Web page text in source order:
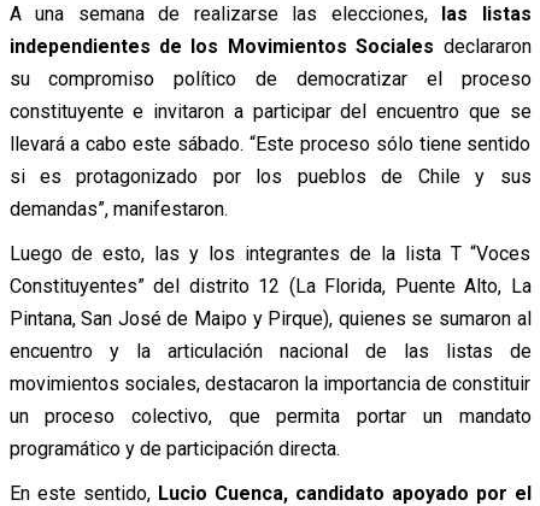
A una semana de realizarse las elecciones, las listas
independientes de los Movimientos Sociales declararon
su compromiso político de democratizar el proceso
constituyente e invitaron a participar del encuentro que se
llevará a cabo este sábado. “Este proceso sólo tiene sentido
si es protagonizado por los pueblos de Chile y sus
demandas”, manifestaron.
Luego de esto, las y los integrantes de la lista T “Voces
Constituyentes” del distrito 12 (La Florida, Puente Alto, La
Pintana, San José de Maipo y Pirque), quienes se sumaron al
encuentro y la articulación nacional de las listas de
movimientos sociales, destacaron la importancia de constituir
un proceso colectivo, que permita portar un mandato
programático y de participación directa.
En este sentido, Lucio Cuenca, candidato apoyado por el